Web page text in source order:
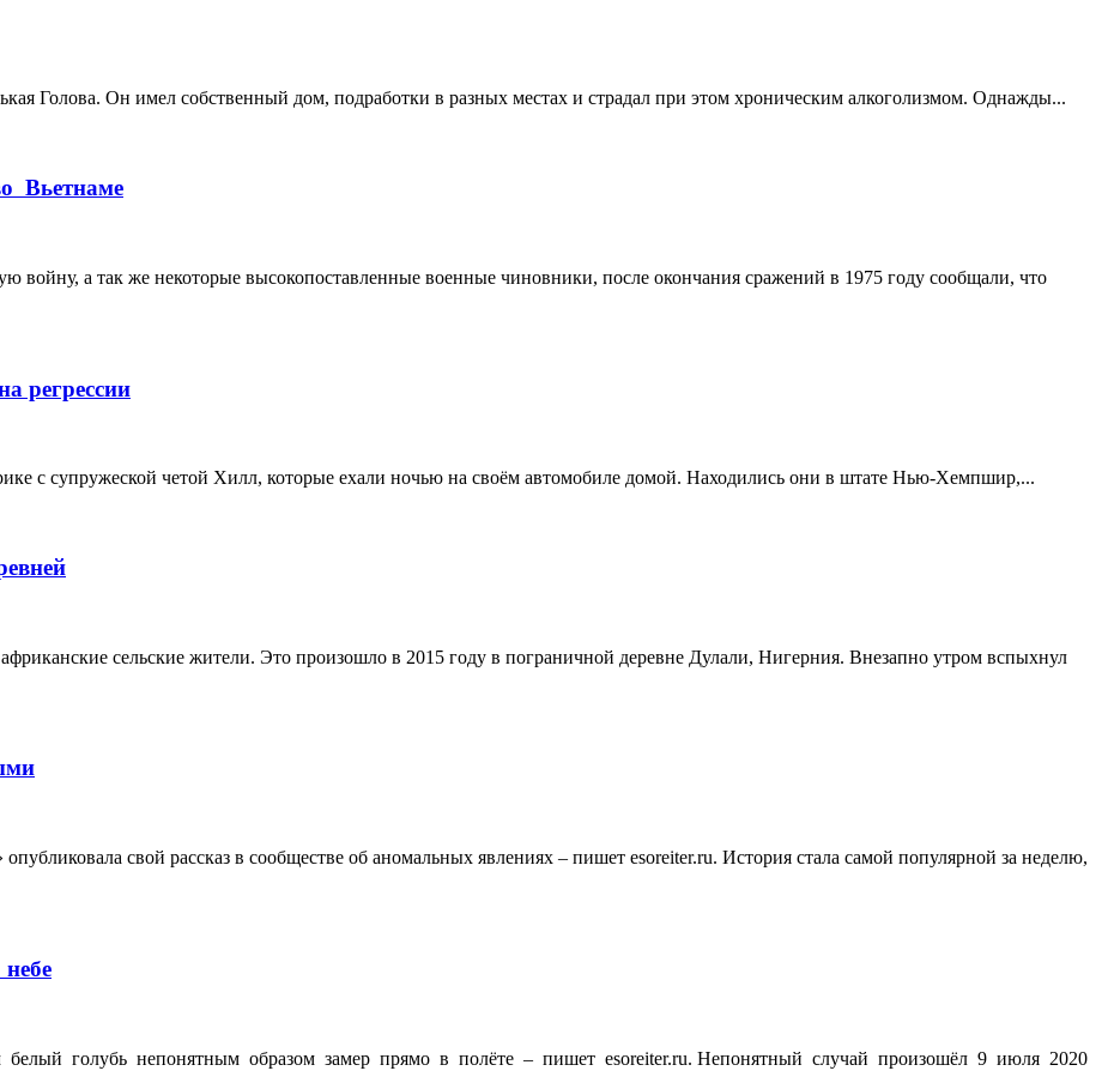
Голова. Он имел собственный дом, подработки в разных местах и страдал при этом хроническим алкоголизмом. Однажды...
Вьетнаме
а так же некоторые высокопоставленные военные чиновники, после окончания сражений в 1975 году сообщали, что
регрессии
с супружеской четой Хилл, которые ехали ночью на своём автомобиле домой. Находились они в штате Нью-Хемпшир,...
сельские жители. Это произошло в 2015 году в пограничной деревне Дулали, Нигерния. Внезапно утром вспыхнул
свой рассказ в сообществе об аномальных явлениях – пишет esoreiter.ru. История стала самой популярной за неделю,
белый голубь непонятным образом замер прямо в полёте – пишет esoreiter.ru. Непонятный случай произошёл 9 июля 2020